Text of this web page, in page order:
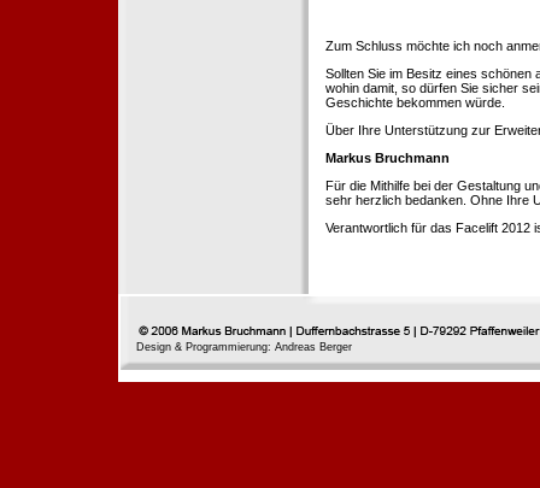
Zum Schluss möchte ich noch
Sollten Sie im Besitz eines schönen
wohin damit, so dürfen Sie sicher
Geschichte bekommen würde.
Über Ihre Unterstützung zur
Markus Bruchmann
Für die Mithilfe bei der Gestaltung
sehr herzlich bedanken. Ohne Ihre
Verantwortlich für das Facelift 2012
Design & Programmierung: Andreas Berger